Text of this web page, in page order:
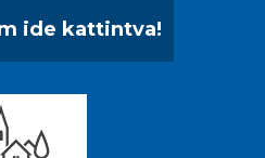
ide kattintva!